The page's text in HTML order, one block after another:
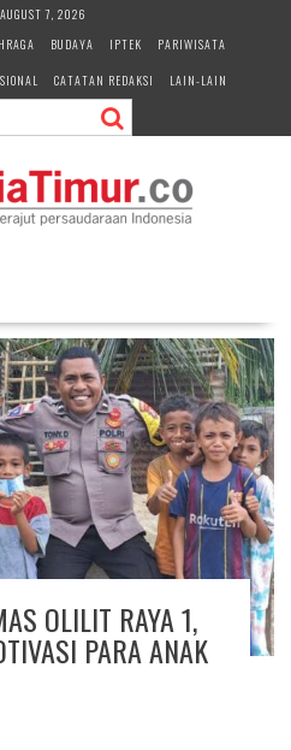
7, 2026
BUDAYA IPTEK
PARIWISATA
CATATAN REDAKSI LAIN-LAIN
OLILIT RAYA 1,
PARA ANAK